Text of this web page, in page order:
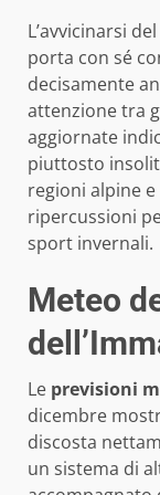
L’avvicinarsi del
porta con sé
decisamente
attenzione tra
aggiornate
piuttosto
regioni alpine
ripercussioni
sport invernali.
Meteo
Le previsioni
dicembre
discosta
un sistema di